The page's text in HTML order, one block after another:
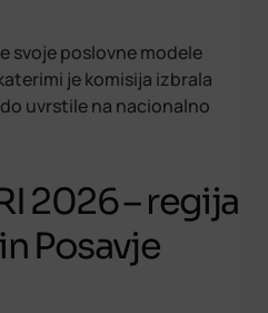
svoje poslovne modele
je komisija izbrala
uvrstile na nacionalno
2026 – regija
Posavje